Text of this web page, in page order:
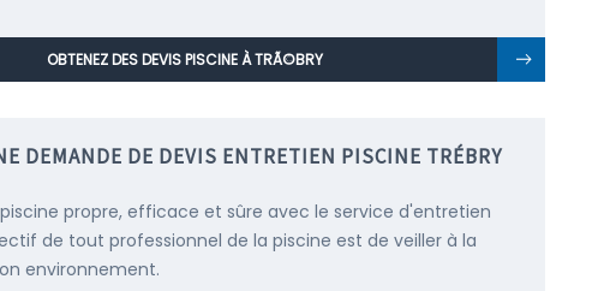
OBTENEZ DES DEVIS PISCINE À TRÃ©BRY
DEMANDE DE DEVIS ENTRETIEN PISCINE TRÉBRY
propre, efficace et sûre avec le service d'entretien
de tout professionnel de la piscine est de veiller à la
environnement.